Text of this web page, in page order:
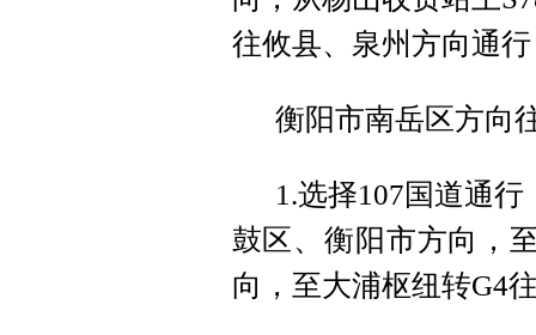
往攸县、泉州方向通
衡阳市南岳区方向
1.选择107国道通
鼓区、衡阳市方向，
向，至大浦枢纽转G4